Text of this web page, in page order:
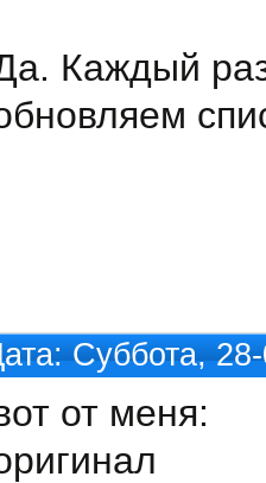
Каждый
Суббота,
от меня: